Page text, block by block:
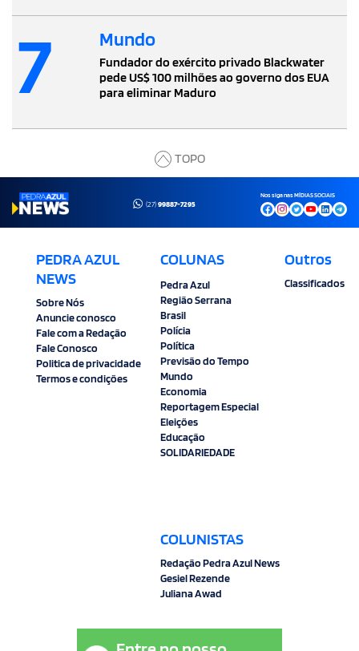
7 Mundo
Fundador do exército privado Blackwater
pede US$ 100 milhões ao governo dos EUA
para eliminar Maduro
TOPO
(27)99887-7295
Nos siga nas MÍDIAS SOCIAIS
PEDRA AZUL
NEWS
Sobre Nós
Anuncie conosco
Fale com a Redação
Fale Conosco
Politica de privacidade
Termos e condições
COLUNAS
Pedra Azul
Região Serrana
Brasil
Polícia
Política
Previsão do Tempo
Mundo
Economia
Reportagem Especial
Eleições
Educação
SOLIDARIEDADE
COLUNISTAS
Redação Pedra Azul News
Gesiel Rezende
Juliana Awad
Outros
Classificados